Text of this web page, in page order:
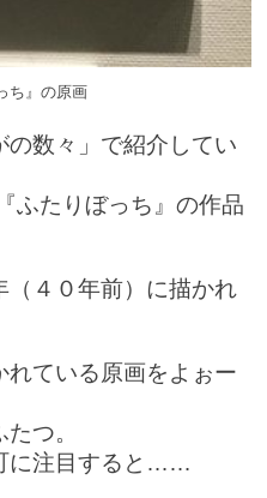
ち 』の原画
数々」で紹介してい
ふたりぼっち』の作品
（４０年前）に描かれ
ている原画をよぉー
つ。
に注目すると……